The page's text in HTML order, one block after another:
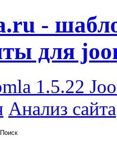
-
для
1.5.22
Анализ сайта